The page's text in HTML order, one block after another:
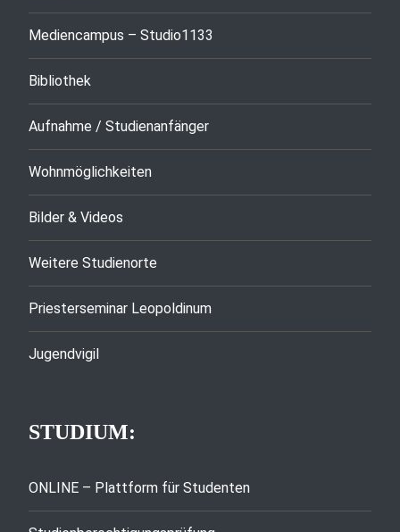
Mediencampus – Studio1133
Bibliothek
Aufnahme / Studienanfänger
Wohnmöglichkeiten
Bilder & Videos
Weitere Studienorte
Priesterseminar Leopoldinum
Jugendvigil
STUDIUM:
ONLINE – Plattform für Studenten